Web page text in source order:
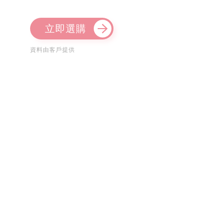
立即選購
資料由客戶提供